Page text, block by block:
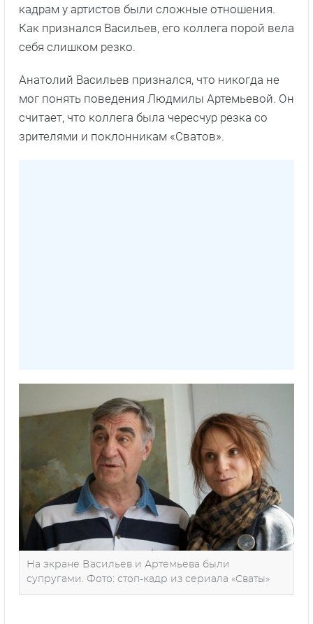
кадрам у артистов были сложные отношения.
Как признался Васильев, его коллега порой вела
себя слишком резко.
Анатолий Васильев признался, что никогда не
мог понять поведения Людмилы Артемьевой. Он
считает, что коллега была чересчур резка со
зрителями и поклонникам «Сватов».
На экране Васильев и Артемьева были
супругами. Фото: стоп-кадр из сериала «Сваты»